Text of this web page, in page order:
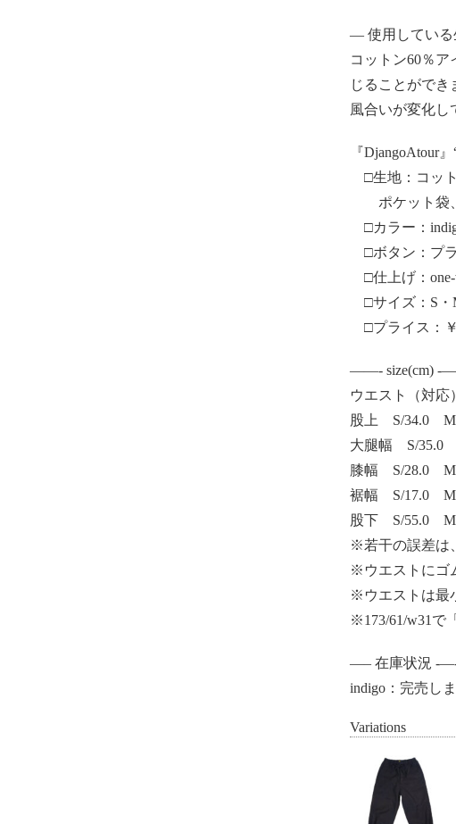
— 使用してい
コットン60％
じることがで
風合いが変化し
『DjangoAtour
□生地：コット
ポケット袋、
□カラー：
□ボタン：プ
□仕上げ：one-
□サイズ：S・
□プライス：￥
——- size(cm) -
ウエスト（対
股上 S/34.0
大腿幅 S/35.0
膝幅 S/28.0
裾幅 S/17.0
股下 S/55.0
※若干の誤差は
※ウエストにゴ
※ウエストは最
※173/61/w31で
—– 在庫状況 -
indigo：完売しま
Variations